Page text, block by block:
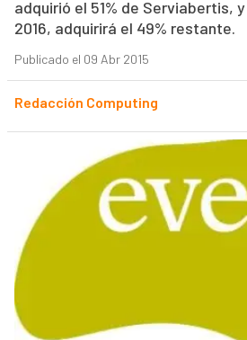
adquirió el 51% de Serviabertis,
2016, adquirirá el 49% restante.
Publicado el 09 Abr 2015
Redacción Computing